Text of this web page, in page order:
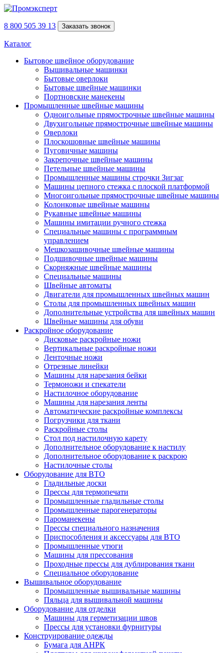
8 800 505 39 13 Заказать звонок
Каталог
Бытовое швейное оборудование
Вышивальные машинки
Бытовые оверлоки
Бытовые швейные машинки
Портновские манекены
Промышленные швейные машины
Одноигольные прямострочные швейные машины
Двухигольные прямострочные швейные машины
Оверлоки
Плоскошовные швейные машины
Пуговичные машины
Закрепочные швейные машины
Петельные швейные машины
Промышленные машины строчки Зигзаг
Машины цепного стежка с плоской платформой
Многоигольные прямострочные швейные машины
Колонковые швейные машины
Рукавные швейные машины
Машины имитации ручного стежка
Специальные машины с программным
управлением
Мешкозашивочные швейные машины
Подшивочные швейные машины
Скорняжные швейные машины
Специальные машины
Швейные автоматы
Двигатели для промышленных швейных машин
Столы для промышленных швейных машин
Дополнительные устройства для швейных машин
Швейные машины для обуви
Раскройное оборудование
Дисковые раскройные ножи
Вертикальные раскройные ножи
Ленточные ножи
Отрезные линейки
Машины для нарезания бейки
Термоножи и спекатели
Настилочное оборудование
Машины для нарезания ленты
Автоматические раскройные комплексы
Погрузчики для ткани
Раскройные столы
Стол под настилочную карету
Дополнительное оборудование к настилу
Дополнительное оборудование к раскрою
Настилочные столы
Оборудование для ВТО
Гладильные доски
Прессы для термопечати
Промышленные гладильные столы
Промышленные парогенераторы
Пароманекены
Прессы специального назначения
Приспособления и аксессуары для ВТО
Промышленные утюги
Машины для прессования
Проходные прессы для дублирования ткани
Специальное оборудование
Вышивальное оборудование
Промышленные вышивальные машины
Пяльца для вышивальной машины
Оборудование для отделки
Машины для герметизации швов
Прессы для установки фурнитуры
Конструирование одежды
Бумага для АНРК